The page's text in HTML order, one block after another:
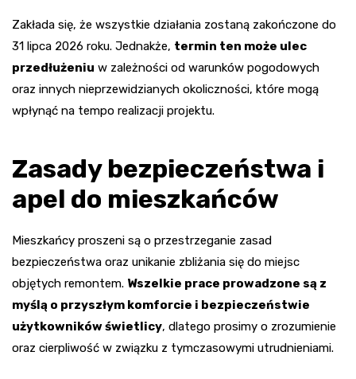
Zakłada się, że wszystkie działania zostaną zakończone do
31 lipca 2026 roku. Jednakże, termin ten może ulec
przedłużeniu w zależności od warunków pogodowych
oraz innych nieprzewidzianych okoliczności, które mogą
wpłynąć na tempo realizacji projektu.
Zasady bezpieczeństwa i
apel do mieszkańców
Mieszkańcy proszeni są o przestrzeganie zasad
bezpieczeństwa oraz unikanie zbliżania się do miejsc
objętych remontem. Wszelkie prace prowadzone są z
myślą o przyszłym komforcie i bezpieczeństwie
użytkowników świetlicy, dlatego prosimy o zrozumienie
oraz cierpliwość w związku z tymczasowymi utrudnieniami.